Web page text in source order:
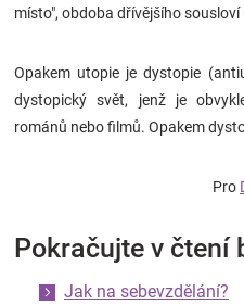
místo", obdoba dřívějšího
Opakem utopie je dystopie
dystopický svět, jenž je
románů nebo filmů. Opakem
Pro
Pokračujte v čtení
Jak na sebevzdělání?